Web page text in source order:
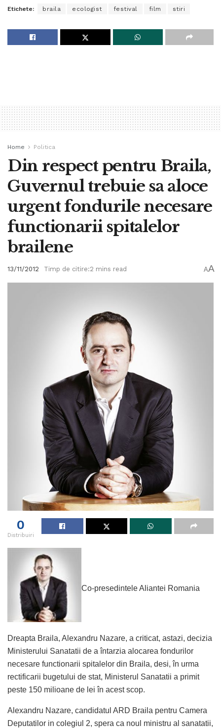
Etichete: braila ecologist festival film stiri
Home Politica
Din respect pentru Braila,
Guvernul trebuie sa aloce
urgent fondurile necesare
functionarii spitalelor
brailene
13/11/2012 Timp de citire:2 mins read AA
0
Distribuiri
Co-presedintele Aliantei Romania
Dreapta Braila, Alexandru Nazare, a criticat, astazi, decizia
Ministerului Sanatatii de a întarzia alocarea fondurilor
necesare functionarii spitalelor din Braila, desi, în urma
rectificarii bugetului de stat, Ministerul Sanatatii a primit
peste 150 milioane de lei în acest scop.
Alexandru Nazare, candidatul ARD Braila pentru Camera
Deputatilor in colegiul 2, spera ca noul ministru al sanatatii,